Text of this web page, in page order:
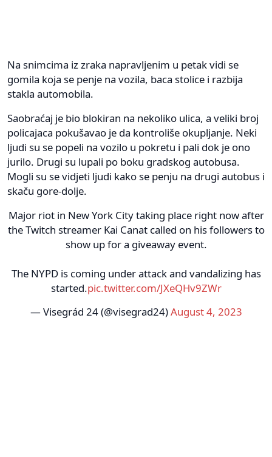
Na snimcima iz zraka napravljenim u petak vidi se
gomila koja se penje na vozila, baca stolice i razbija
stakla automobila.
Saobraćaj je bio blokiran na nekoliko ulica, a veliki broj
policajaca pokušavao je da kontroliše okupljanje. Neki
ljudi su se popeli na vozilo u pokretu i pali dok je ono
jurilo. Drugi su lupali po boku gradskog autobusa.
Mogli su se vidjeti ljudi kako se penju na drugi autobus i
skaču gore-dolje.
Major riot in New York City taking place right now after
the Twitch streamer Kai Canat called on his followers to
show up for a giveaway event.
The NYPD is coming under attack and vandalizing has
started.pic.twitter.com/JXeQHv9ZWr
— Visegrád 24 (@visegrad24)August 4, 2023